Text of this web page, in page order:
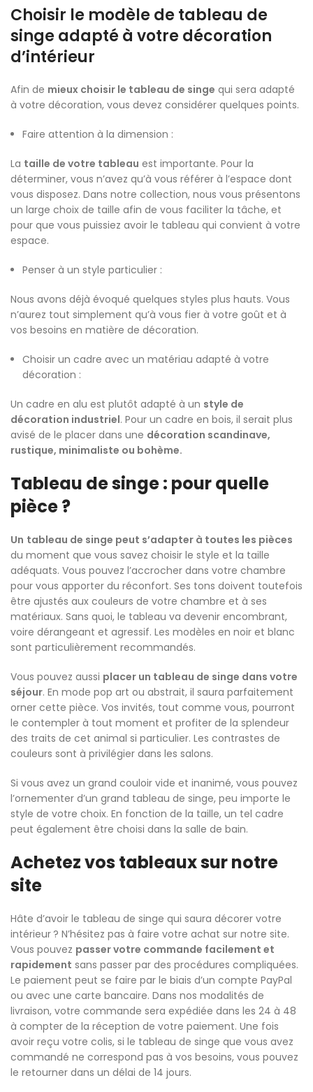
Choisir le modèle de tableau de
singe adapté à votre décoration
d’intérieur
Afin de mieux choisir le tableau de singe qui sera adapté
à votre décoration, vous devez considérer quelques points.
Faire attention à la dimension :
La taille de votre tableau est importante. Pour la
déterminer, vous n’avez qu’à vous référer à l’espace dont
vous disposez. Dans notre collection, nous vous présentons
un large choix de taille afin de vous faciliter la tâche, et
pour que vous puissiez avoir le tableau qui convient à votre
espace.
Penser à un style particulier :
Nous avons déjà évoqué quelques styles plus hauts. Vous
n’aurez tout simplement qu’à vous fier à votre goût et à
vos besoins en matière de décoration.
Choisir un cadre avec un matériau adapté à votre
décoration :
Un cadre en alu est plutôt adapté à un style de
décoration industriel. Pour un cadre en bois, il serait plus
avisé de le placer dans une décoration scandinave,
rustique, minimaliste ou bohème.
Tableau de singe : pour quelle
pièce ?
Un tableau de singe peut s’adapter à toutes les pièces
du moment que vous savez choisir le style et la taille
adéquats. Vous pouvez l’accrocher dans votre chambre
pour vous apporter du réconfort. Ses tons doivent toutefois
être ajustés aux couleurs de votre chambre et à ses
matériaux. Sans quoi, le tableau va devenir encombrant,
voire dérangeant et agressif. Les modèles en noir et blanc
sont particulièrement recommandés.
Vous pouvez aussi placer un tableau de singe dans votre
séjour. En mode pop art ou abstrait, il saura parfaitement
orner cette pièce. Vos invités, tout comme vous, pourront
le contempler à tout moment et profiter de la splendeur
des traits de cet animal si particulier. Les contrastes de
couleurs sont à privilégier dans les salons.
Si vous avez un grand couloir vide et inanimé, vous pouvez
l’ornementer d’un grand tableau de singe, peu importe le
style de votre choix. En fonction de la taille, un tel cadre
peut également être choisi dans la salle de bain.
Achetez vos tableaux sur notre
site
Hâte d’avoir le tableau de singe qui saura décorer votre
intérieur ? N’hésitez pas à faire votre achat sur notre site.
Vous pouvez passer votre commande facilement et
rapidement sans passer par des procédures compliquées.
Le paiement peut se faire par le biais d’un compte PayPal
ou avec une carte bancaire. Dans nos modalités de
livraison, votre commande sera expédiée dans les 24 à 48
à compter de la réception de votre paiement. Une fois
avoir reçu votre colis, si le tableau de singe que vous avez
commandé ne correspond pas à vos besoins, vous pouvez
le retourner dans un délai de 14 jours.